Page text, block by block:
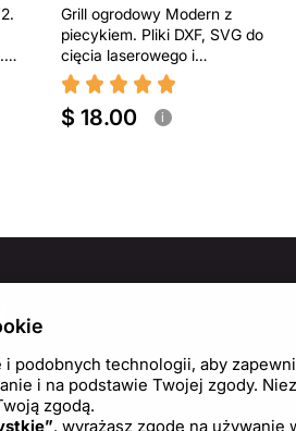
Grill ogrodowy Modern z
piecykiem. Pliki DXF, SVG do
cięcia laserowego i
plazmowego
$ 18.00 i
Blog
podobnych technologii, aby
i na podstawie Twojej zgody.
zgodą.
, wyrażasz zgodę na